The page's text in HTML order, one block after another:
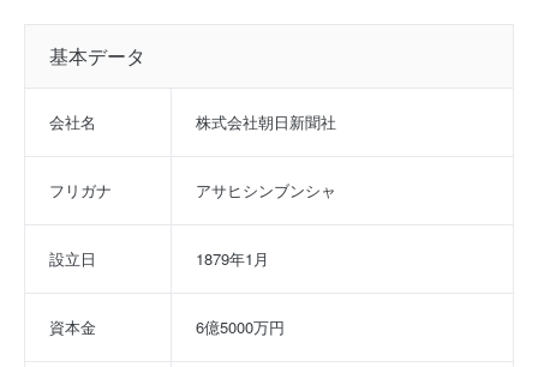
基本データ
会社名 株式会社朝日新聞社
フリガナ アサヒシンブンシャ
設立日 1879年1月
資本金 6億5000万円